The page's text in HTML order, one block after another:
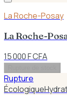
La Roche-Posay
La Roche-
15 000 F CFA
Rupture
Écologique